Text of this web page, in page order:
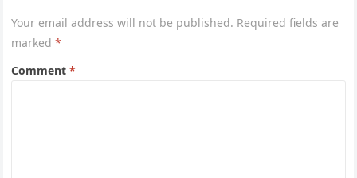
Your email address will not be published. Required fields are
marked*
Comment*